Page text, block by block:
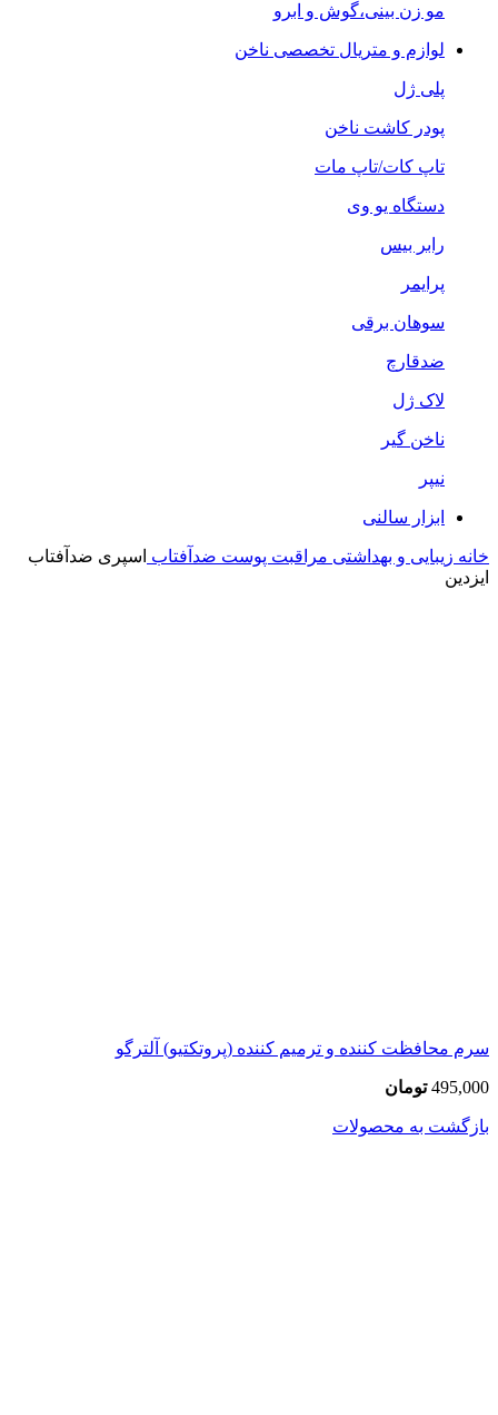
مو زن بینی،گوش و ابرو
لوازم و متریال تخصصی ناخن
پلی ژل
پودر کاشت ناخن
تاپ کات/تاپ مات
دستگاه یو وی
رابر بیس
پرایمر
سوهان برقی
ضدقارچ
لاک ژل
ناخن گیر
نیپر
ابزار سالنی
خانه زیبایی و بهداشتی مراقبت پوست ضدآفتاب اسپری ضدآفتاب
ایزدین
سرم محافظت کننده و ترمیم کننده (پروتکتیو) آلترگو
495,000 تومان
بازگشت به محصولات